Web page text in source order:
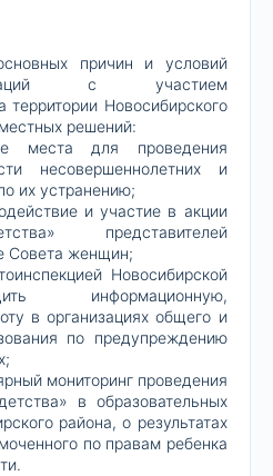
причин и условий
с участием
территории Новосибирского
решений:
места для проведения
несовершеннолетних и
их устранению;
и участие в акции
представителей
Совета женщин;
Новосибирской
информационную,
в организациях общего и
по предупреждению
мониторинг проведения
в образовательных
района, о результатах
по правам ребенка